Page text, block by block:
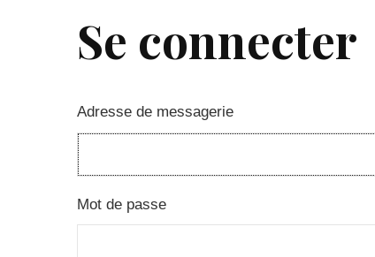
Se connecter
Adresse de messagerie
Mot de passe